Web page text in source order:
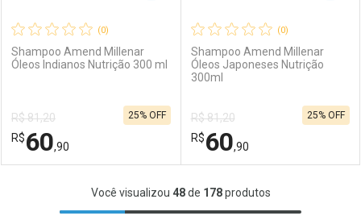
Comprar sem Desconto
Por R$ 111,90/cada
Comprar sem Desconto
Por R$ 111,90/cada
Comprar sem Desconto
Por R$ 191,90/cada
Comprar sem Desconto
Por R$ 191,90/cada
(0)
Shampoo Amend Millenar
Óleos Indianos Nutrição 300 ml
R$ 81,20
R$60,90
25% OFF
FECHAR
FECHAR
(0)
Shampoo Amend Millenar
Óleos Japoneses Nutrição
300ml
R$ 81,20
R$60,90
25% OFF
Você visualizou 48de 178produtos